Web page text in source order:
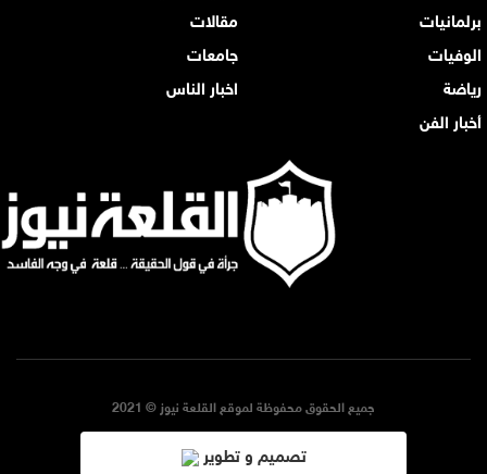
برلمانيات
مقالات
الوفيات
جامعات
رياضة
اخبار الناس
أخبار الفن
جميع الحقوق محفوظة لموقع القلعة نيوز © 2021
تصميم و تطوير